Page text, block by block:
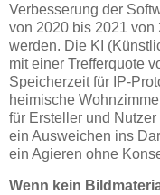
Verbesserung der
von 2020 bis 2021 von
werden. Die KI
mit einer Trefferquote
Speicherzeit für IP-
heimische
für Ersteller und
ein Ausweichen ins
ein Agieren ohne
Wenn kein